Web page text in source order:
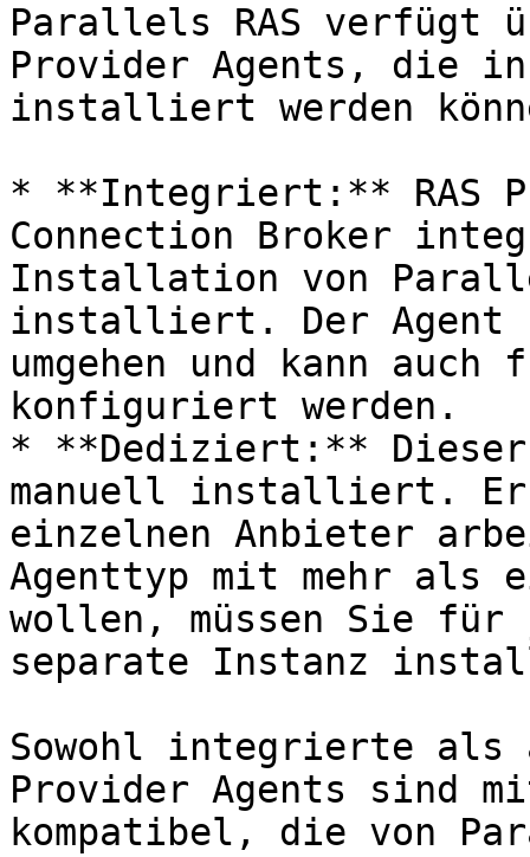
Parallels RAS verfügt
Provider Agents, die
installiert werden
* **Integriert:** RAS
Connection Broker
Installation von
installiert. Der Agent
umgehen und kann
konfiguriert werden.
* **Dediziert:** Dieser
manuell installiert. Er
einzelnen Anbieter
Agenttyp mit mehr als
wollen, müssen Sie für
separate Instanz
Sowohl integrierte als
Provider Agents sind
kompatibel, die von